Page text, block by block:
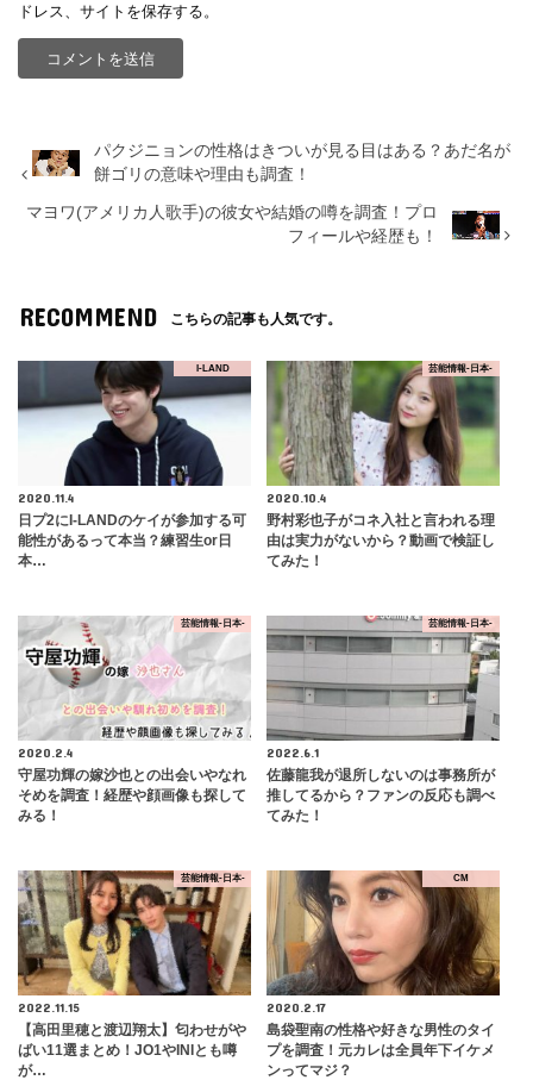
ドレス、サイトを保存する。
パクジニョンの性格はきついが見る目はある？あだ名が
餅ゴリの意味や理由も調査！
マヨワ(アメリカ人歌手)の彼女や結婚の噂を調査！プロ
フィールや経歴も！
RECOMMEND こちらの記事も人気です。
I-LAND
2020.11.4
日プ2にI-LANDのケイが参加する可
能性があるって本当？練習生or日
本…
芸能情報-日本-
2020.10.4
野村彩也子がコネ入社と言われる理
由は実力がないから？動画で検証し
てみた！
芸能情報-日本-
2020.2.4
守屋功輝の嫁沙也との出会いやなれ
そめを調査！経歴や顔画像も探して
みる！
芸能情報-日本-
2022.6.1
佐藤龍我が退所しないのは事務所が
推してるから？ファンの反応も調べ
てみた！
芸能情報-日本-
2022.11.15
【高田里穂と渡辺翔太】匂わせがや
ばい11選まとめ！JO1やINIとも噂
が…
CM
2020.2.17
島袋聖南の性格や好きな男性のタイ
プを調査！元カレは全員年下イケメ
ンってマジ？